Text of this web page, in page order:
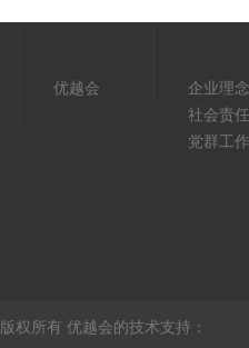
优越会
企业理念
社会责任
党群工作
权所有 优越会的技术支持：